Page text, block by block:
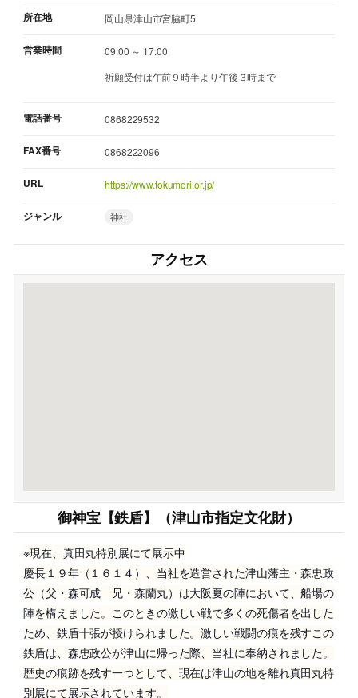
所在地 岡山県津山市宮脇町5
営業時間
09:00 ～ 17:00
祈願受付は午前９時半より午後３時まで
電話番号 0868229532
FAX番号 0868222096
URL https://www.tokumori.or.jp/
ジャンル 神社
アクセス
御神宝【鉄盾】（津山市指定文化財）
※現在、真田丸特別展にて展示中
慶長１９年（１６１４）、当社を造営された津山藩主・森忠政
公（父・森可成 兄・森蘭丸）は大阪夏の陣において、船場の
陣を構えました。このときの激しい戦で多くの死傷者を出した
ため、鉄盾十張が授けられました。激しい戦闘の痕を残すこの
鉄盾は、森忠政公が津山に帰った際、当社に奉納されました。
歴史の痕跡を残す一つとして、現在は津山の地を離れ真田丸特
別展にて展示されています。